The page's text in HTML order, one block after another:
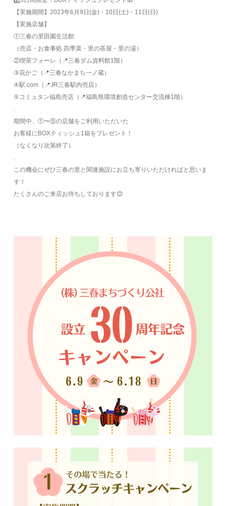
【実施期間】 2023年6月9日(金)・10日(土)・11日(日)
【実施店舗】
①三春の里田園生活館
（売店・お食事処 四季菜・里の茶屋・里の湯）
②喫茶フォーレ（📍三春ダム資料館1階）
③花かご（📍三春なかまち一ノ蔵）
④駅.com（📍JR三春駅内売店）
⑤コミュタン福島売店（📍福島県環境創造センター交流棟1階）
.
期間中、①〜⑤の店舗をご利用いただいた
お客様にBOXティッシュ1箱をプレゼント！
（なくなり次第終了）
.
この機会にぜひ三春の里と関連施設にお立ち寄りいただければと思いま
す！
たくさんのご来店お待ちしております😊